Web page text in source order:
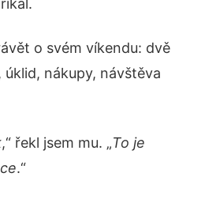
říkal.
o svém víkendu: dvě
nákupy, návštěva
,“ řekl jsem mu. „To je
.“